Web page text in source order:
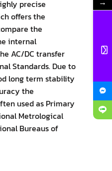
precise
offers the
the
internal
AC/DC transfer
Standards. Due to
long term stability
the
used as Primary
Metrological
Bureaus of